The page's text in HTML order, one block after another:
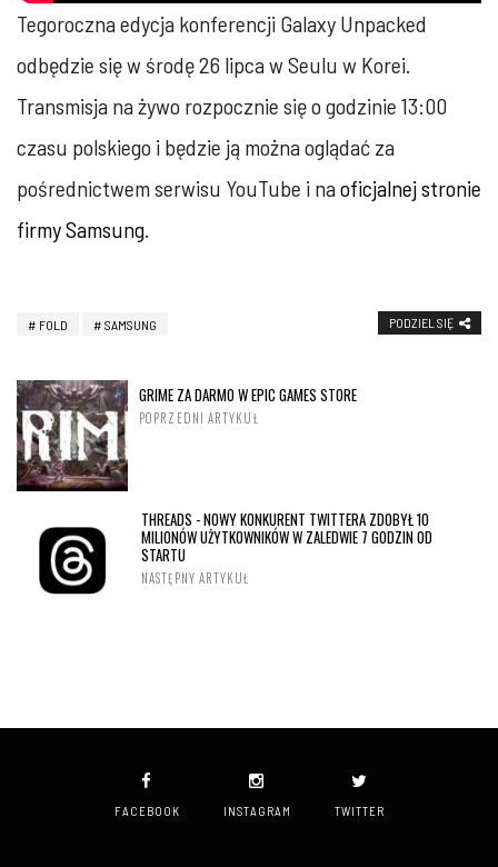
Tegoroczna edycja konferencji Galaxy Unpacked
odbędzie się w środę 26 lipca w Seulu w Korei.
Transmisja na żywo rozpocznie się o godzinie 13:00
czasu polskiego i będzie ją można oglądać za
pośrednictwem serwisu YouTube i naoficjalnej stronie
firmy Samsung.
FOLD SAMSUNG PODZIEL SIĘ
GRIME ZA DARMO W EPIC GAMES STORE
POPRZEDNI ARTYKUŁ
THREADS - NOWY KONKURENT TWITTERA ZDOBYŁ 10
MILIONÓW UŻYTKOWNIKÓW W ZALEDWIE 7 GODZIN OD
STARTU
NASTĘPNY ARTYKUŁ
FACEBOOK INSTAGRAM TWITTER